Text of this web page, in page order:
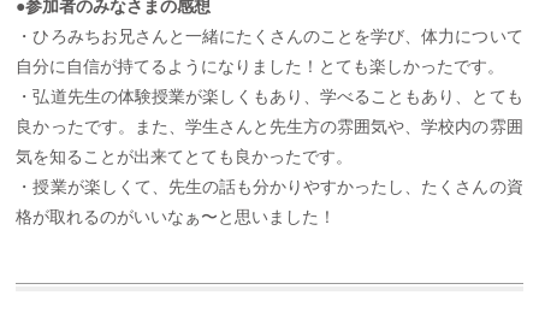
●参加者のみなさまの感想
・ひろみちお兄さんと一緒にたくさんのことを学び、体力について
自分に自信が持てるようになりました！とても楽しかったです。
・弘道先生の体験授業が楽しくもあり、学べることもあり、とても
良かったです。また、学生さんと先生方の雰囲気や、学校内の雰囲
気を知ることが出来てとても良かったです。
・授業が楽しくて、先生の話も分かりやすかったし、たくさんの資
格が取れるのがいいなぁ〜と思いました！